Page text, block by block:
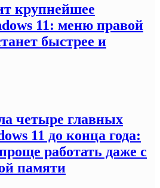
крупнейшее
11: меню правой
быстрее и
четыре главных
11 до конца года:
работать даже с
памяти